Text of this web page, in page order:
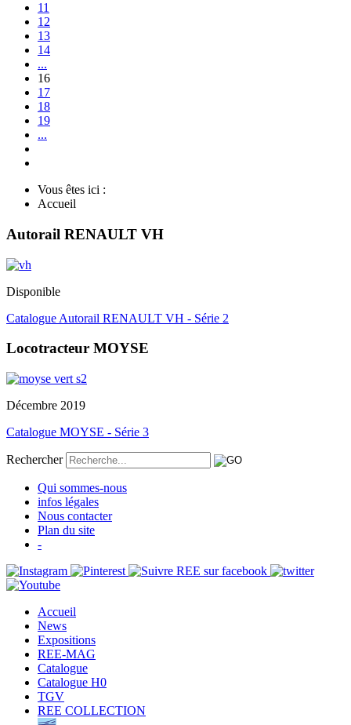
11
12
13
14
...
16
17
18
19
...
Vous êtes ici :
Accueil
Autorail RENAULT VH
Disponible
Catalogue Autorail RENAULT VH - Série 2
Locotracteur MOYSE
Décembre 2019
Catalogue MOYSE - Série 3
Rechercher
Qui sommes-nous
infos légales
Nous contacter
Plan du site
-
Accueil
News
Expositions
REE-MAG
Catalogue
Catalogue H0
TGV
REE COLLECTION